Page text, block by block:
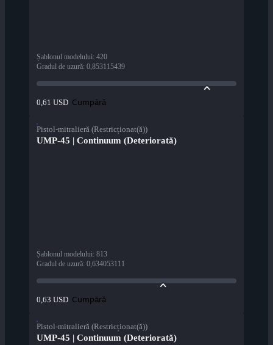
Șablonul modelului: 420
Gradul de uzură: 0,853115439
0,61 USD Cumpără
Pistol-mitralieră (Restricționat(ă))
UMP-45 | Continuum (Deteriorată)
Șablonul modelului: 813
Gradul de uzură: 0,634053111
0,63 USD Cumpără
Pistol-mitralieră (Restricționat(ă))
UMP-45 | Continuum (Deteriorată)